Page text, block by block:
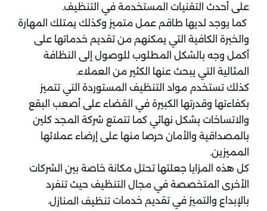
على أحدث التقنيات المستخدمة في التنظيف.
كما يوجد لديها طاقم عمل متميز وكذلك يمتلك المهارة
والخبرة الكافية التي يمكنهم من تقديم خدماتها على
أكمل وجه بالشكل المطلوب للوصول إلى النظافة
المثالية التي يبحث عنها الكثير من العملاء.
كذلك تستخدم مواد التنظيف المستوردة التي تتميز
بكفاءتها وقدرتها الكبيرة في القضاء على أصعب البقع
والاتساخات بشكل نهائي كما تتمتع شركة المجد كلين
بالمصداقية والأمان حرصا منها على إرضاء عملائها
المميزين.
كل هذه المزايا جعلتها تحتل مكانة خاصة بين الشركات
الأخرى المتخصصة في مجال التنظيف حيث تنفرد
بالإبداع والتميز في تقديم خدمات تنظيف المنازل.